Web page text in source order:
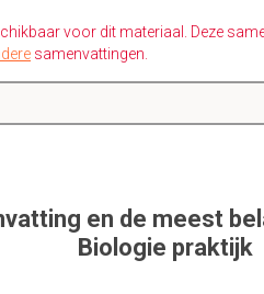
voor dit materiaal. Deze
samenvattingen.
en de meest
Biologie praktijk